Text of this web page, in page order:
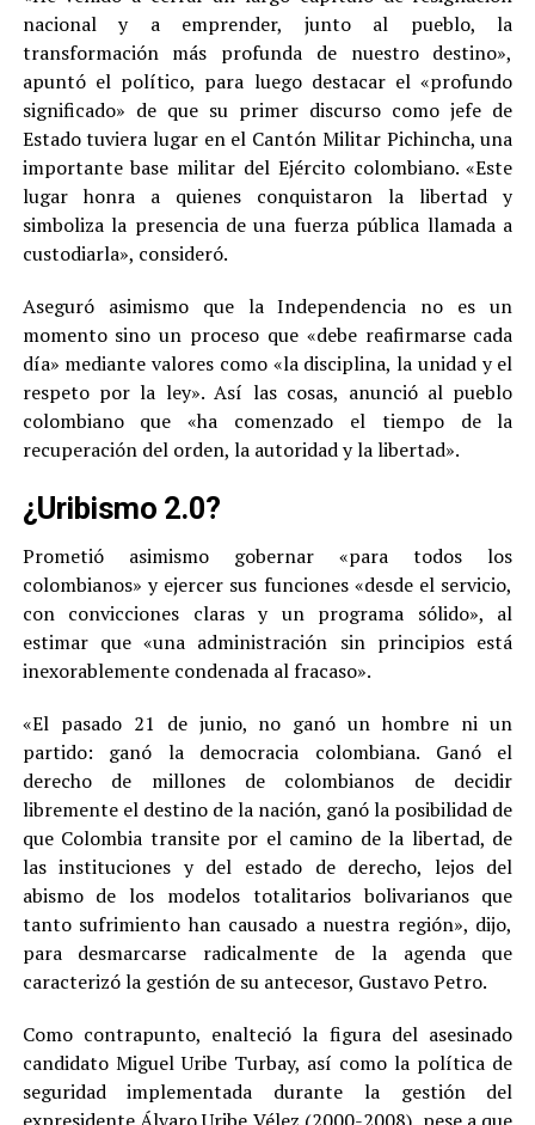
nacional y a emprender, junto al pueblo, la
transformación más profunda de nuestro destino»,
apuntó el político, para luego destacar el «profundo
significado» de que su primer discurso como jefe de
Estado tuviera lugar en el Cantón Militar Pichincha, una
importante base militar del Ejército colombiano. «Este
lugar honra a quienes conquistaron la libertad y
simboliza la presencia de una fuerza pública llamada a
custodiarla», consideró.
Aseguró asimismo que la Independencia no es un
momento sino un proceso que «debe reafirmarse cada
día» mediante valores como «la disciplina, la unidad y el
respeto por la ley». Así las cosas, anunció al pueblo
colombiano que «ha comenzado el tiempo de la
recuperación del orden, la autoridad y la libertad».
¿Uribismo 2.0?
Prometió asimismo gobernar «para todos los
colombianos» y ejercer sus funciones «desde el servicio,
con convicciones claras y un programa sólido», al
estimar que «una administración sin principios está
inexorablemente condenada al fracaso».
«El pasado 21 de junio, no ganó un hombre ni un
partido: ganó la democracia colombiana. Ganó el
derecho de millones de colombianos de decidir
libremente el destino de la nación, ganó la posibilidad de
que Colombia transite por el camino de la libertad, de
las instituciones y del estado de derecho, lejos del
abismo de los modelos totalitarios bolivarianos que
tanto sufrimiento han causado a nuestra región», dijo,
para desmarcarse radicalmente de la agenda que
caracterizó la gestión de su antecesor, Gustavo Petro.
Como contrapunto, enalteció la figura del asesinado
candidato Miguel Uribe Turbay, así como la política de
seguridad implementada durante la gestión del